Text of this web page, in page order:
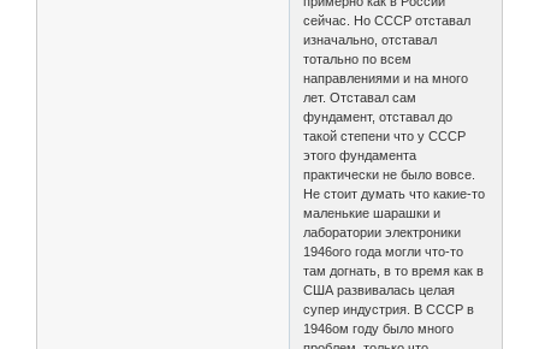
сейчас. Но СССР отставал
изначально, отставал
тотально по всем
направлениями и на много
лет. Отставал сам
фундамент, отставал до
такой степени что у СССР
этого фундамента
практически не было вовсе.
Не стоит думать что какие-то
маленькие шарашки и
лаборатории электроники
1946ого года могли что-то
там догнать, в то время как в
США развивалась целая
супер индустрия. В СССР в
1946ом году было много